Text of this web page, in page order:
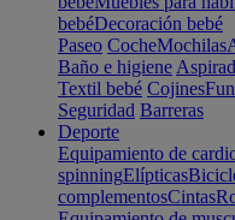
bebéDecoración bebé
Paseo CocheMochilas
Baño e higiene
Textil bebé Cojines
Seguridad Barreras
Deporte
Equipamiento de
spinningElípticas
complementosCintas